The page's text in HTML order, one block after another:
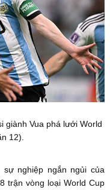
giành Vua phá lưới World
12).
nghiệp ngắn ngủi của
trận vòng loại World Cup